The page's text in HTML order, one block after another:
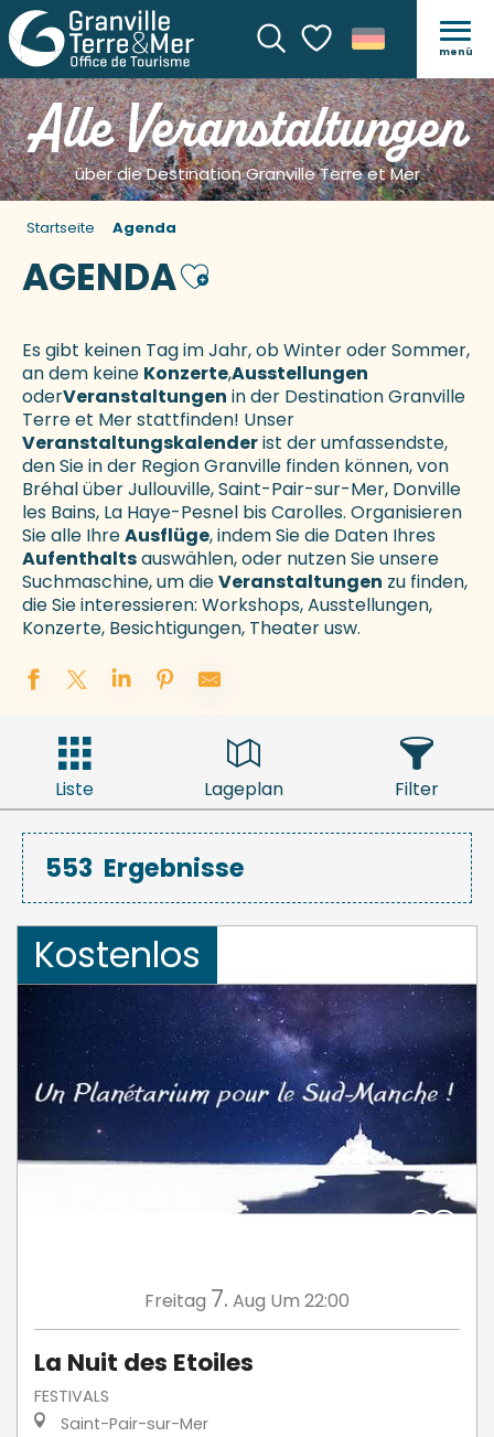
SucheVoir les favoris
menü
Alle Veranstaltungen
über die Destination Granville Terre et Mer
Startseite Agenda
AGENDAAjouter aux favoris
Es gibt keinen Tag im Jahr, ob Winter oder Sommer,
an dem keine Konzerte,Ausstellungen
oderVeranstaltungen in der Destination Granville
Terre et Mer stattfinden! Unser
Veranstaltungskalenderist der umfassendste,
den Sie in der Region Granville finden können, von
Bréhal über Jullouville, Saint-Pair-sur-Mer, Donville
les Bains, La Haye-Pesnel bis Carolles. Organisieren
Sie alle IhreAusflüge, indem Sie die Daten Ihres
Aufenthaltsauswählen, oder nutzen Sie unsere
Suchmaschine, um dieVeranstaltungen zu finden,
die Sie interessieren: Workshops, Ausstellungen,
Konzerte, Besichtigungen, Theater usw.
Liste Lageplan Filter
553 Ergebnisse
Kostenlos
Freitag 7. Aug Um 22:00
La Nuit des Etoiles
FESTIVALS
Saint-Pair-sur-Mer